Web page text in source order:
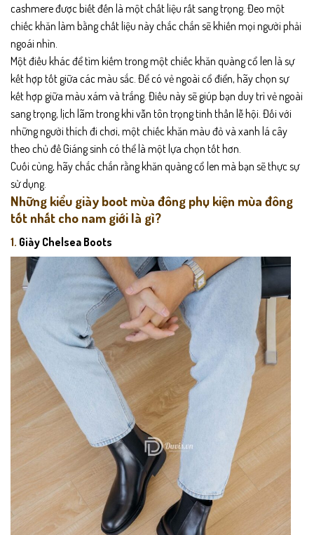
cashmere được biết đến là một chất liệu rất sang trọng. Đeo một
chiếc khăn làm bằng chất liệu này chắc chắn sẽ khiến mọi người phải
ngoái nhìn.
Một điều khác để tìm kiếm trong một chiếc khăn quàng cổ len là sự
kết hợp tốt giữa các màu sắc. Để có vẻ ngoài cổ điển, hãy chọn sự
kết hợp giữa màu xám và trắng. Điều này sẽ giúp bạn duy trì vẻ ngoài
sang trọng, lịch lãm trong khi vẫn tôn trọng tinh thần lễ hội. Đối với
những người thích đi chơi, một chiếc khăn màu đỏ và xanh lá cây
theo chủ đề Giáng sinh có thể là một lựa chọn tốt hơn.
Cuối cùng, hãy chắc chắn rằng khăn quàng cổ len mà bạn sẽ thực sự
sử dụng.
Những kiểu giày boot mùa đông phụ kiện mùa đông
tốt nhất cho nam giới là gì?
1. Giày Chelsea Boots